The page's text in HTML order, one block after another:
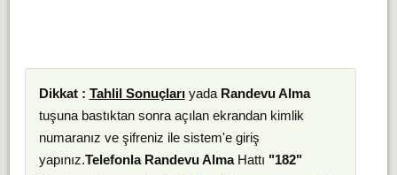
Dikkat : Tahlil Sonuçlarıyada Randevu Alma
tuşuna bastıktan sonra açılan ekrandan kimlik
numaranız ve şifreniz ile sistem'e giriş
yapınız.Telefonla Randevu AlmaHattı "182"